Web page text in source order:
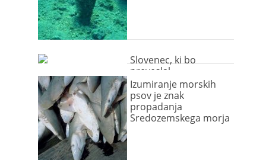
Slovenec, ki bo
preveslal
Sredozemsko morje
Izumiranje morskih
psov je znak
propadanja
Sredozemskega morja